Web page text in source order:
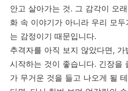
안고 살아가는 것. 그 감각이 오
화 속 이야기가 아니라 우리 모
는 감정이기 때문입니다.
추격자를 아직 보지 않았다면,
시작하는 것이 좋습니다. 긴장을
가 무거운 것을 들고 나오게 될